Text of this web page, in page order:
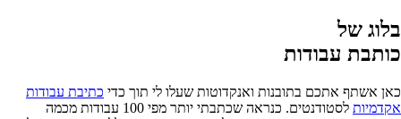
בלוג של
כותבת עבודות
כאן אשתף אתכם בתובנות ואנקדוטות שעלו לי תוך כדי כתיבת עבודות
אקדמיות
לסטודנטים. כנראה שכתבתי יותר מפי 100 עבודות מכמה